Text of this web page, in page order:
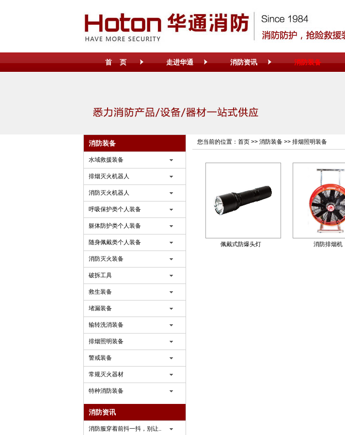
首 页 走进华通 消防资讯 消防装备
消防装备
水域救援装备
排烟灭火机器人
消防灭火机器人
呼吸保护类个人装备
躯体防护类个人装备
随身佩戴类个人装备
消防灭火装备
破拆工具
救生装备
堵漏装备
输转洗消装备
排烟照明装备
警戒装备
常规灭火器材
特种消防装备
消防资讯
消防服穿着前抖一抖，别让..
您当前的位置： 首页 >> 消防装备 >> 排烟照明装备
佩戴式防爆头灯 消防排烟机